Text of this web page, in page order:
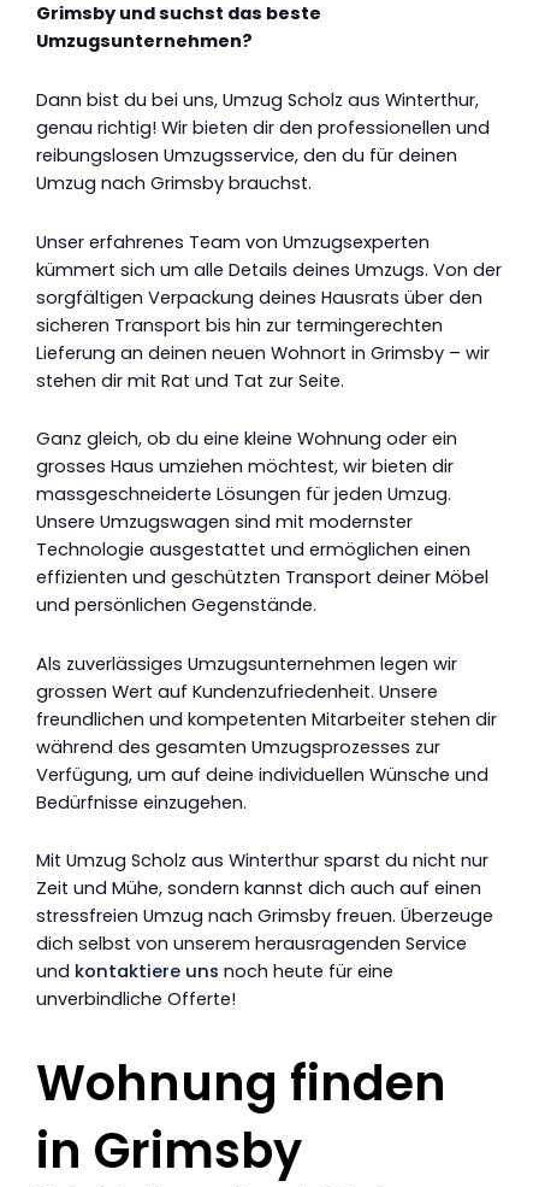
Grimsby und suchst das beste
Umzugsunternehmen?
Dann bist du bei uns, Umzug Scholz aus Winterthur,
genau richtig! Wir bieten dir den professionellen und
reibungslosen Umzugsservice, den du für deinen
Umzug nach Grimsby brauchst.
Unser erfahrenes Team von Umzugsexperten
kümmert sich um alle Details deines Umzugs. Von der
sorgfältigen Verpackung deines Hausrats über den
sicheren Transport bis hin zur termingerechten
Lieferung an deinen neuen Wohnort in Grimsby – wir
stehen dir mit Rat und Tat zur Seite.
Ganz gleich, ob du eine kleine Wohnung oder ein
grosses Haus umziehen möchtest, wir bieten dir
massgeschneiderte Lösungen für jeden Umzug.
Unsere Umzugswagen sind mit modernster
Technologie ausgestattet und ermöglichen einen
effizienten und geschützten Transport deiner Möbel
und persönlichen Gegenstände.
Als zuverlässiges Umzugsunternehmen legen wir
grossen Wert auf Kundenzufriedenheit. Unsere
freundlichen und kompetenten Mitarbeiter stehen dir
während des gesamten Umzugsprozesses zur
Verfügung, um auf deine individuellen Wünsche und
Bedürfnisse einzugehen.
Mit Umzug Scholz aus Winterthur sparst du nicht nur
Zeit und Mühe, sondern kannst dich auch auf einen
stressfreien Umzug nach Grimsby freuen. Überzeuge
dich selbst von unserem herausragenden Service
und kontaktiere uns noch heute für eine
unverbindliche Offerte!
Wohnung finden
in Grimsby